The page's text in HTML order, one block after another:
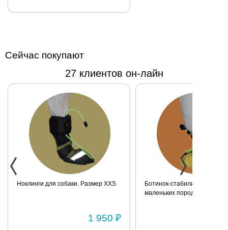
Сейчас покупают
27 клиентов он-лайн
Ноклинги для собаки. Размер XXS
1 950 ₽
Ботинок-стабилизатор для
маленьких пород для